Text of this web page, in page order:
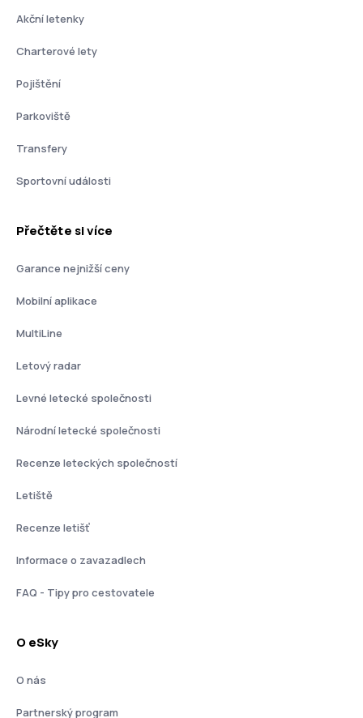
Akční letenky
Charterové lety
Pojištění
Parkoviště
Transfery
Sportovní události
Přečtěte si více
Garance nejnižší ceny
Mobilní aplikace
MultiLine
Letový radar
Levné letecké společnosti
Národní letecké společnosti
Recenze leteckých společností
Letiště
Recenze letišť
Informace o zavazadlech
FAQ - Tipy pro cestovatele
O eSky
O nás
Partnerský program